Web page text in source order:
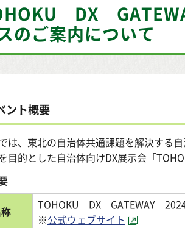
DX
のご案内について
ント概要
は、東北の自治体共通課題を解決する
目的とした自治体向けDX展示会「
TOHOKU DX GATEWAY 2024
※公式ウェブサイト